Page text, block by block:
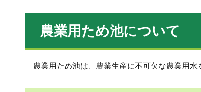
農業用ため池について
農業用ため池は、農業生産に不可欠な農業用水